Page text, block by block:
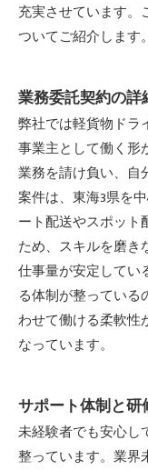
充実させています。
ついてご紹介します。
業務委託契約の詳
弊社では軽貨物ドラ
事業主として働く形
業務を請け負い、自
案件は、東海3県を
ート配送やスポット
ため、スキルを磨き
仕事量が安定してい
る体制が整ってい
わせて働ける柔軟性
なっています。
サポート体制と研
未経験者でも安心し
整っています。業界